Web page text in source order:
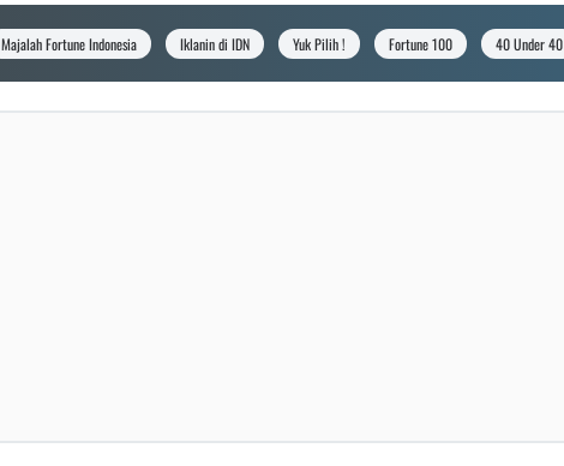
Majalah Fortune Indonesia Iklanin di IDN Yuk Pilih ! Fortune 100 40 Under 40